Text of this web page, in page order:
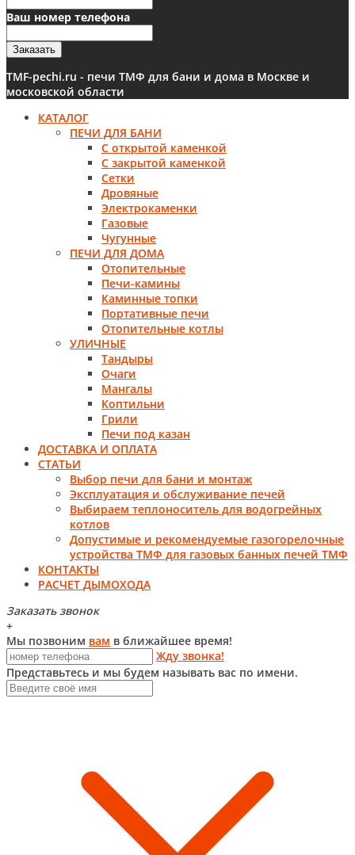
Ваш номер телефона
Заказать
TMF-pechi.ru - печи ТМФ для бани и дома в Москве и
московской области
КАТАЛОГ
ПЕЧИ ДЛЯ БАНИ
С открытой каменкой
С закрытой каменкой
Сетки
Дровяные
Электрокаменки
Газовые
Чугунные
ПЕЧИ ДЛЯ ДОМА
Отопительные
Печи-камины
Каминные топки
Портативные печи
Отопительные котлы
УЛИЧНЫЕ
Тандыры
Очаги
Мангалы
Коптильни
Грили
Печи под казан
ДОСТАВКА И ОПЛАТА
СТАТЬИ
Выбор печи для бани и монтаж
Эксплуатация и обслуживание печей
Выбираем теплоноситель для водогрейных
котлов
Допустимые и рекомендуемые газогорелочные
устройства ТМФ для газовых банных печей ТМФ
КОНТАКТЫ
РАСЧЕТ ДЫМОХОДА
Заказать звонок
+
Мы позвоним вам в ближайшее время!
Жду звонка!
Представьтесь и мы будем называть вас по имени.